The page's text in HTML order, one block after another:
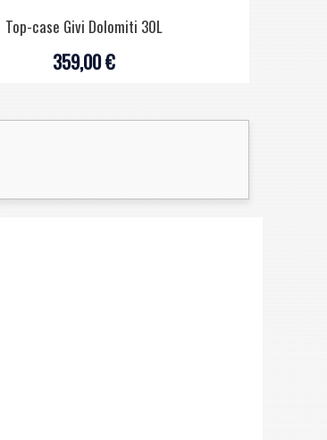
Top-case Givi Dolomiti 30L
359,00 €